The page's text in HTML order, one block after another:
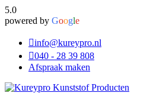
5.0
powered by Google
info@kureypro.nl
040 - 28 39 808
Afspraak maken